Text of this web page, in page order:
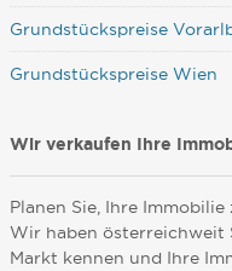
Grundstückspreise
Grundstückspreise Wien
Wir verkaufen Ihre
Planen Sie, Ihre Immobilie
Wir haben österreichweit
Markt kennen und Ihre